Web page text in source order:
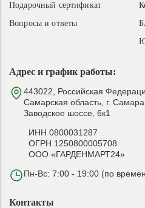
Адрес и график работы:
443022, Российская
Самарская область, г. Самара,
Заводское шоссе, 6к1
ИНН 0800031287
ОГРН 1250800005708
ООО «ГАРДЕНМАРТ24»
Пн-Вс: 7:00 - 19:00 (по
Подарочный сертификат
Вопросы и ответы
Контакты